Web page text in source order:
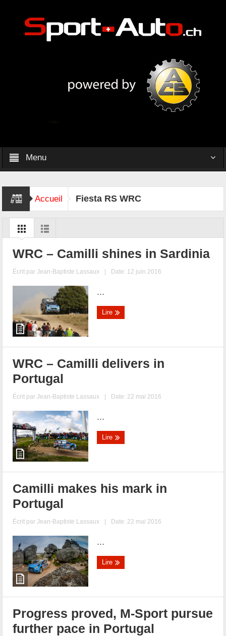
Menu
Accueil Fiesta RS WRC
WRC – Camilli shines in Sardinia
Écrit parJean-Baptiste Lassaux | Date: 12 juin 2016
...
Lire
WRC – Camilli delivers in
Portugal
Écrit parJean-Baptiste Lassaux | Date: 22 mai 2016
...
Lire
Camilli makes his mark in
Portugal
Écrit parJean-Baptiste Lassaux | Date: 22 mai 2016
...
Lire
Progress proved, M-Sport pursue
further pace in Portugal